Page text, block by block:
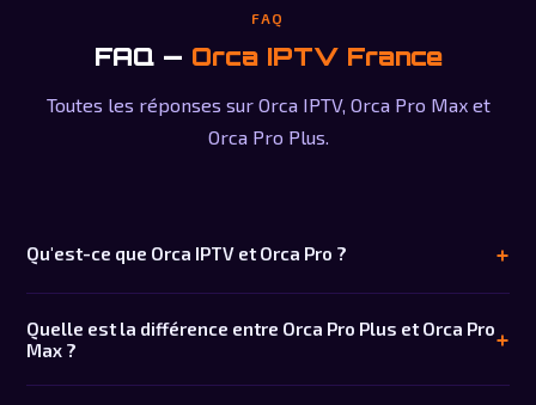
FAQ
FAQ — Orca IPTV France
Toutes les réponses sur Orca IPTV, Orca Pro Max et
Orca Pro Plus.
Qu'est-ce que Orca IPTV et Orca Pro ?
accès à 18 000+ chaînes TV et 60 000+ films via Internet.
Orca Pro Plus et Orca Pro Max sont les versions premium avec
qualité 4K et serveurs prioritaires.
Quelle est la différence entre Orca Pro Plus et Orca Pro
Max ?